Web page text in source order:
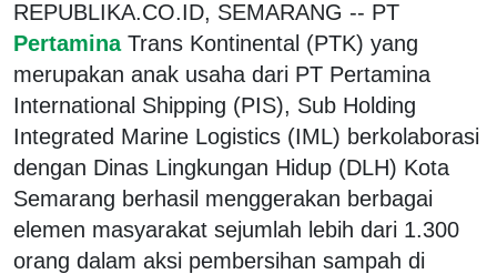
REPUBLIKA.CO.ID, SEMARANG -- PT
Pertamina Trans Kontinental (PTK) yang
merupakan anak usaha dari PT Pertamina
International Shipping (PIS), Sub Holding
Integrated Marine Logistics (IML) berkolaborasi
dengan Dinas Lingkungan Hidup (DLH) Kota
Semarang berhasil menggerakan berbagai
elemen masyarakat sejumlah lebih dari 1.300
orang dalam aksi pembersihan sampah di